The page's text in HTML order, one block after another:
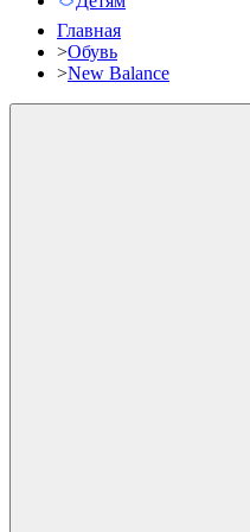
Главная
>Обувь
>New Balance